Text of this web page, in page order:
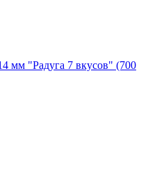
мм "Радуга 7 вкусов" (700